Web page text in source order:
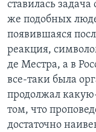
ставилась
же подобных
появившаяся
реакция,
де Местра, а в
все-таки была
продолжал
том, что
достаточно